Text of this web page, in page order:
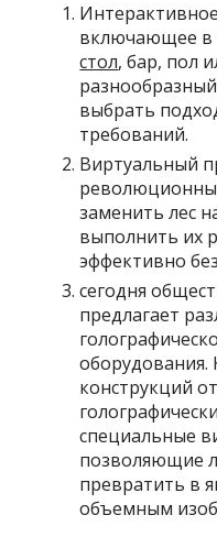
включающее в
стол, бар, пол
выбрать
требований.
Виртуальный
заменить лес
выполнить их
эффективно
сегодня
предлагает
оборудования.
конструкций
специальные
позволяющие
превратить в
объемным